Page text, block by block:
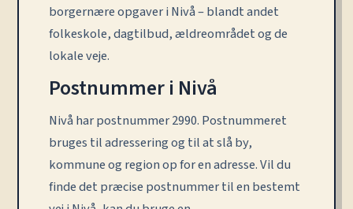
borgernære opgaver i Nivå – blandt andet
folkeskole, dagtilbud, ældreområdet og de
lokale veje.
Postnummer i Nivå
Nivå har postnummer 2990. Postnummeret
bruges til adressering og til at slå by,
kommune og region op for en adresse. Vil du
finde det præcise postnummer til en bestemt